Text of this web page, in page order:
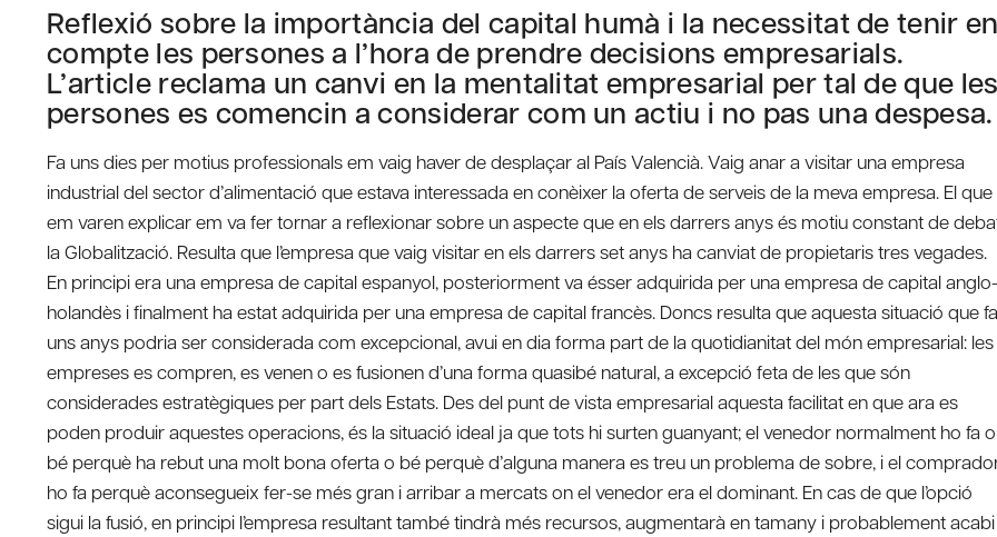
Reflexió sobre la importància del capital humà i la necessitat de tenir en
compte les persones a l’hora de prendre decisions empresarials.
L’article reclama un canvi en la mentalitat empresarial per tal de que les
persones es comencin a considerar com un actiu i no pas una despesa.
Fa uns dies per motius professionals em vaig haver de desplaçar al País Valencià. Vaig anar a visitar una empresa
industrial del sector d’alimentació que estava interessada en conèixer la oferta de serveis de la meva empresa. El que
em varen explicar em va fer tornar a reflexionar sobre un aspecte que en els darrers anys és motiu constant de
la Globalització. Resulta que l’empresa que vaig visitar en els darrers set anys ha canviat de propietaris tres vegades.
En principi era una empresa de capital espanyol, posteriorment va ésser adquirida per una empresa de capital anglo-
holandès i finalment ha estat adquirida per una empresa de capital francès. Doncs resulta que aquesta situació que fa
uns anys podria ser considerada com excepcional, avui en dia forma part de la quotidianitat del món empresarial: les
empreses es compren, es venen o es fusionen d’una forma quasibé natural, a excepció feta de les que són
considerades estratègiques per part dels Estats. Des del punt de vista empresarial aquesta facilitat en que ara es
poden produir aquestes operacions, és la situació ideal ja que tots hi surten guanyant; el venedor normalment ho fa o
bé perquè ha rebut una molt bona oferta o bé perquè d’alguna manera es treu un problema de sobre, i el
ho fa perquè aconsegueix fer-se més gran i arribar a mercats on el venedor era el dominant. En cas de que l’opció
sigui la fusió, en principi l’empresa resultant també tindrà més recursos, augmentarà en tamany i probablement acabi